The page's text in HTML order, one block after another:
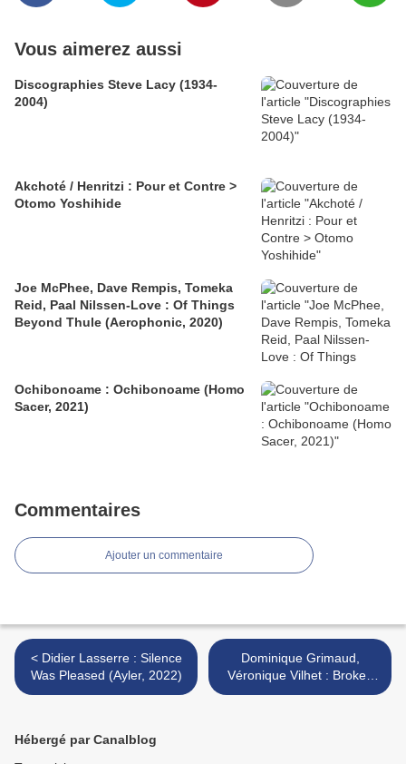
Vous aimerez aussi
Discographies Steve Lacy (1934-
2004)
Akchoté / Henritzi : Pour et Contre >
Otomo Yoshihide
Joe McPhee, Dave Rempis, Tomeka
Reid, Paal Nilssen-Love : Of Things
Beyond Thule (Aerophonic, 2020)
Ochibonoame : Ochibonoame (Homo
Sacer, 2021)
Commentaires
Ajouter un commentaire
< Didier Lasserre : Silence
Was Pleased (Ayler, 2022)
Dominique Grimaud,
Véronique Vilhet : Broken
Saxophones (ADN, 2022) >
Hébergé par Canalblog